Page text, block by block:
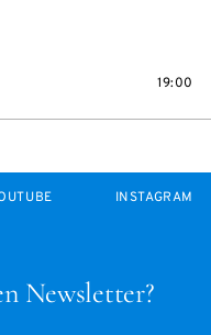
19:00
Newsletter?
INSTAGRAM